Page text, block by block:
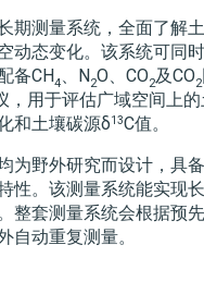
期测量系统，全面了解
动态变化。该系统可同
备CH4、N2O、CO2及CO2
，用于评估广域空间上
和土壤碳源δ13C值。
为野外研究而设计，具备
性。该测量系统能实现
整套测量系统会根据预
自动重复测量。